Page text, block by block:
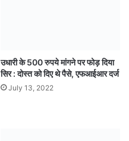
उधारी के 500 रुपये मांगने पर फोड़ दिया
सिर : दोस्त को दिए थे पैसे, एफआईआर दर्ज
July 13, 2022